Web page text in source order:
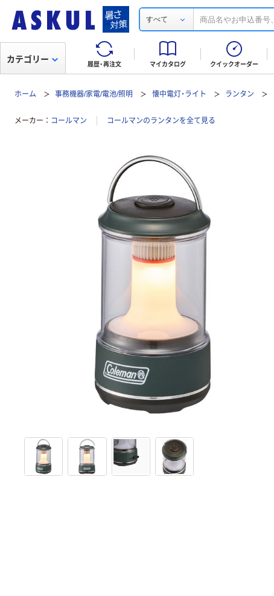
すべて
履歴・再注文 マイカタログ クイックオーダー
カテゴリー
ホーム 事務機器/家電/電池/照明 懐中電灯・ライト ランタン
メーカー コールマン コールマンのランタンを全て見る